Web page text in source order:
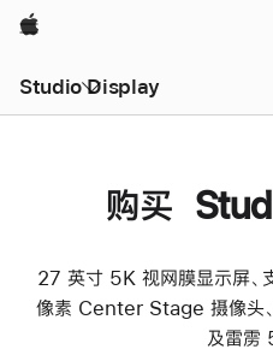
Apple
Studio Display
购买
27 英寸 5K 视网膜显示屏
像素 Center Stage 摄像头、
及雷雳